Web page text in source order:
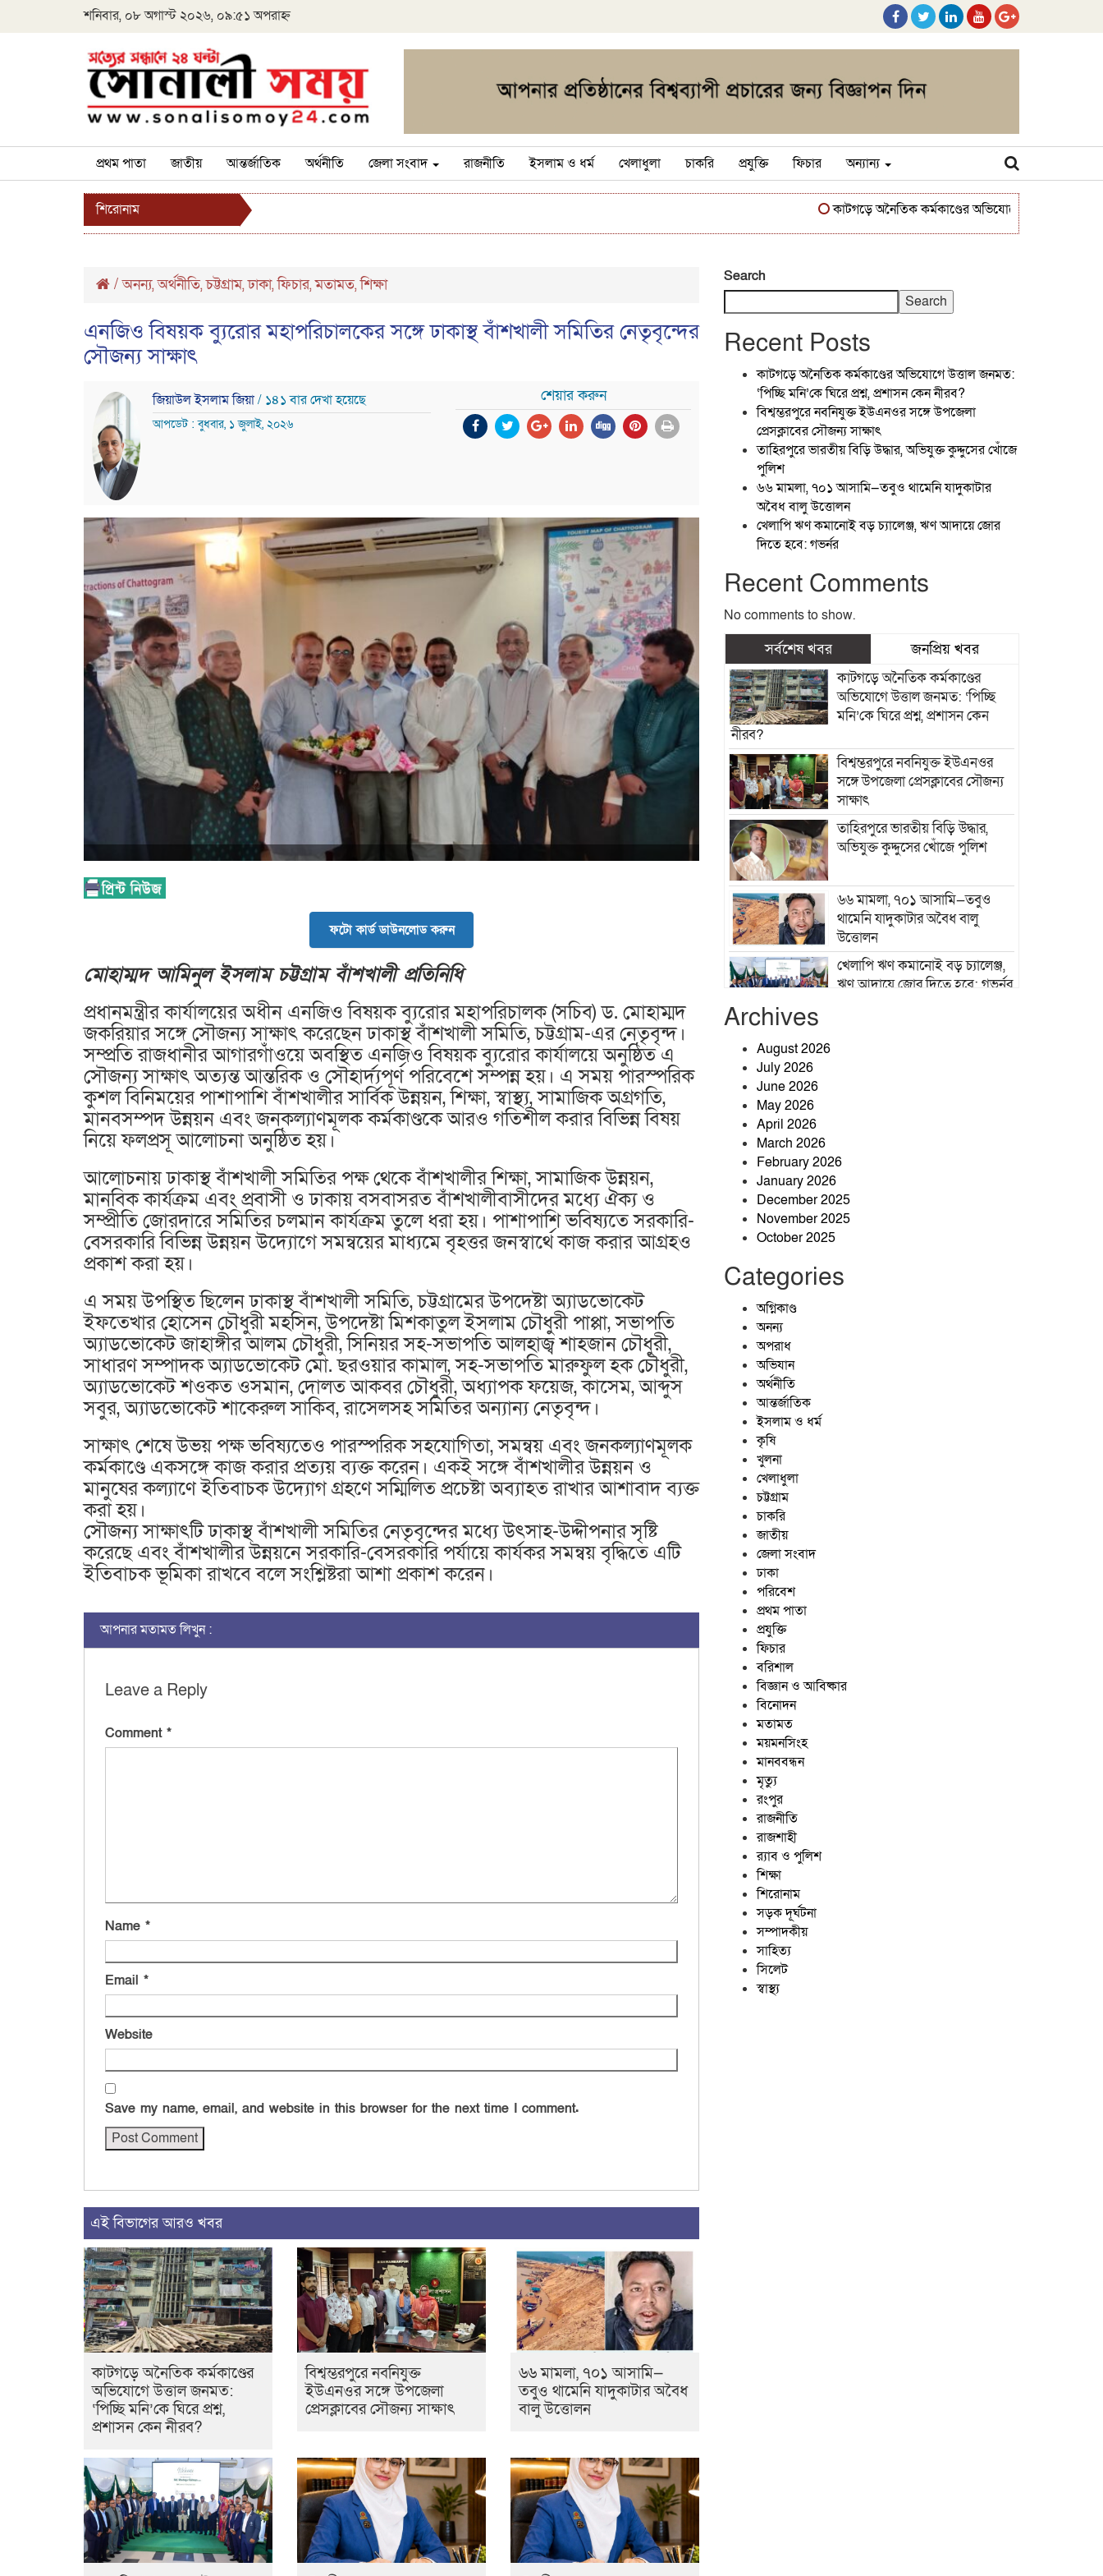
শনিবার, ০৮ অগাস্ট ২০২৬, ০৯:৫১ অপরাহ্ন
প্রথম পাতা জাতীয় আন্তর্জাতিক অর্থনীতি জেলা সংবাদ রাজনীতি ইসলাম ও ধর্ম খেলাধুলা চাকরি প্রযুক্তি ফিচার অন্যান্য
শিরোনাম কাটগড়ে অনৈতিক কর্মকাণ্ডের অভিযোগে উত্তাল জনমত: ‘পিচ্ছি
/অনন্য,অর্থনীতি,চট্টগ্রাম,ঢাকা,ফিচার,মতামত,শিক্ষা
এনজিও বিষয়ক ব্যুরোর মহাপরিচালকের সঙ্গে ঢাকাস্থ বাঁশখালী সমিতির নেতৃবৃন্দের
সৌজন্য সাক্ষাৎ
জিয়াউল ইসলাম জিয়া/ ১৪১ বার দেখা হয়েছে
আপডেট : বুধবার, ১ জুলাই, ২০২৬
শেয়ার করুন
ফটো কার্ড ডাউনলোড করুন
মোহাম্মদ আমিনুল ইসলাম চট্টগ্রাম বাঁশখালী প্রতিনিধি
প্রধানমন্ত্রীর কার্যালয়ের অধীন এনজিও বিষয়ক ব্যুরোর মহাপরিচালক (সচিব) ড. মোহাম্মদ
জকরিয়ার সঙ্গে সৌজন্য সাক্ষাৎ করেছেন ঢাকাস্থ বাঁশখালী সমিতি, চট্টগ্রাম-এর নেতৃবৃন্দ।
সম্প্রতি রাজধানীর আগারগাঁওয়ে অবস্থিত এনজিও বিষয়ক ব্যুরোর কার্যালয়ে অনুষ্ঠিত এ
সৌজন্য সাক্ষাৎ অত্যন্ত আন্তরিক ও সৌহার্দ্যপূর্ণ পরিবেশে সম্পন্ন হয়। এ সময় পারস্পরিক
কুশল বিনিময়ের পাশাপাশি বাঁশখালীর সার্বিক উন্নয়ন, শিক্ষা, স্বাস্থ্য, সামাজিক অগ্রগতি,
মানবসম্পদ উন্নয়ন এবং জনকল্যাণমূলক কর্মকাণ্ডকে আরও গতিশীল করার বিভিন্ন বিষয়
নিয়ে ফলপ্রসূ আলোচনা অনুষ্ঠিত হয়।
আলোচনায় ঢাকাস্থ বাঁশখালী সমিতির পক্ষ থেকে বাঁশখালীর শিক্ষা, সামাজিক উন্নয়ন,
মানবিক কার্যক্রম এবং প্রবাসী ও ঢাকায় বসবাসরত বাঁশখালীবাসীদের মধ্যে ঐক্য ও
সম্প্রীতি জোরদারে সমিতির চলমান কার্যক্রম তুলে ধরা হয়। পাশাপাশি ভবিষ্যতে সরকারি-
বেসরকারি বিভিন্ন উন্নয়ন উদ্যোগে সমন্বয়ের মাধ্যমে বৃহত্তর জনস্বার্থে কাজ করার আগ্রহও
প্রকাশ করা হয়।
এ সময় উপস্থিত ছিলেন ঢাকাস্থ বাঁশখালী সমিতি, চট্টগ্রামের উপদেষ্টা অ্যাডভোকেট
ইফতেখার হোসেন চৌধুরী মহসিন, উপদেষ্টা মিশকাতুল ইসলাম চৌধুরী পাপ্পা, সভাপতি
অ্যাডভোকেট জাহাঙ্গীর আলম চৌধুরী, সিনিয়র সহ-সভাপতি আলহাজ্ব শাহজান চৌধুরী,
সাধারণ সম্পাদক অ্যাডভোকেট মো. ছরওয়ার কামাল, সহ-সভাপতি মারুফুল হক চৌধুরী,
অ্যাডভোকেট শওকত ওসমান, দোলত আকবর চৌধুরী, অধ্যাপক ফয়েজ, কাসেম, আব্দুস
সবুর, অ্যাডভোকেট শাকেরুল সাকিব, রাসেলসহ সমিতির অন্যান্য নেতৃবৃন্দ।
সাক্ষাৎ শেষে উভয় পক্ষ ভবিষ্যতেও পারস্পরিক সহযোগিতা, সমন্বয় এবং জনকল্যাণমূলক
কর্মকাণ্ডে একসঙ্গে কাজ করার প্রত্যয় ব্যক্ত করেন। একই সঙ্গে বাঁশখালীর উন্নয়ন ও
মানুষের কল্যাণে ইতিবাচক উদ্যোগ গ্রহণে সম্মিলিত প্রচেষ্টা অব্যাহত রাখার আশাবাদ ব্যক্ত
করা হয়।
সৌজন্য সাক্ষাৎটি ঢাকাস্থ বাঁশখালী সমিতির নেতৃবৃন্দের মধ্যে উৎসাহ-উদ্দীপনার সৃষ্টি
করেছে এবং বাঁশখালীর উন্নয়নে সরকারি-বেসরকারি পর্যায়ে কার্যকর সমন্বয় বৃদ্ধিতে এটি
ইতিবাচক ভূমিকা রাখবে বলে সংশ্লিষ্টরা আশা প্রকাশ করেন।
আপনার মতামত লিখুন :
Leave a Reply
Comment *
Name *
Email *
Website
Save my name, email, and website in this browser for the next time I comment.
এই বিভাগের আরও খবর
কাটগড়ে অনৈতিক কর্মকাণ্ডের
অভিযোগে উত্তাল জনমত:
‘পিচ্ছি মনি’কে ঘিরে প্রশ্ন,
প্রশাসন কেন নীরব?
বিশ্বম্ভরপুরে নবনিযুক্ত
ইউএনওর সঙ্গে উপজেলা
প্রেসক্লাবের সৌজন্য সাক্ষাৎ
৬৬ মামলা, ৭০১ আসামি—
তবুও থামেনি যাদুকাটার অবৈধ
বালু উত্তোলন
Search
Search
Recent Posts
কাটগড়ে অনৈতিক কর্মকাণ্ডের অভিযোগে উত্তাল জনমত:
‘পিচ্ছি মনি’কে ঘিরে প্রশ্ন, প্রশাসন কেন নীরব?
বিশ্বম্ভরপুরে নবনিযুক্ত ইউএনওর সঙ্গে উপজেলা
প্রেসক্লাবের সৌজন্য সাক্ষাৎ
তাহিরপুরে ভারতীয় বিড়ি উদ্ধার, অভিযুক্ত কুদ্দুসের খোঁজে
পুলিশ
৬৬ মামলা, ৭০১ আসামি—তবুও থামেনি যাদুকাটার
অবৈধ বালু উত্তোলন
খেলাপি ঋণ কমানোই বড় চ্যালেঞ্জ, ঋণ আদায়ে জোর
দিতে হবে: গভর্নর
Recent Comments
No comments to show.
সর্বশেষ খবর জনপ্রিয় খবর
কাটগড়ে অনৈতিক কর্মকাণ্ডের
অভিযোগে উত্তাল জনমত: ‘পিচ্ছি
মনি’কে ঘিরে প্রশ্ন, প্রশাসন কেন
নীরব?
বিশ্বম্ভরপুরে নবনিযুক্ত ইউএনওর
সঙ্গে উপজেলা প্রেসক্লাবের সৌজন্য
সাক্ষাৎ
তাহিরপুরে ভারতীয় বিড়ি উদ্ধার,
অভিযুক্ত কুদ্দুসের খোঁজে পুলিশ
৬৬ মামলা, ৭০১ আসামি—তবুও
থামেনি যাদুকাটার অবৈধ বালু
উত্তোলন
খেলাপি ঋণ কমানোই বড় চ্যালেঞ্জ,
ঋণ আদায়ে জোর দিতে হবে: গভর্নর
প্রশাসনের অভিযানেও পুরোপুরি বন্ধ
নদীভাঙন
🌳 জীবনের বৃক্ষ
Archives
August 2026
July 2026
June 2026
May 2026
April 2026
March 2026
February 2026
January 2026
December 2025
November 2025
October 2025
Categories
অগ্নিকাণ্ড
অনন্য
অপরাধ
অভিযান
অর্থনীতি
আন্তর্জাতিক
ইসলাম ও ধর্ম
কৃষি
খুলনা
খেলাধুলা
চট্টগ্রাম
চাকরি
জাতীয়
জেলা সংবাদ
ঢাকা
পরিবেশ
প্রথম পাতা
প্রযুক্তি
ফিচার
বরিশাল
বিজ্ঞান ও আবিষ্কার
বিনোদন
মতামত
ময়মনসিংহ
মানববন্ধন
মৃত্যু
রংপুর
রাজনীতি
রাজশাহী
র‍্যাব ও পুলিশ
শিক্ষা
শিরোনাম
সড়ক দূর্ঘটনা
সম্পাদকীয়
সাহিত্য
সিলেট
স্বাস্থ্য